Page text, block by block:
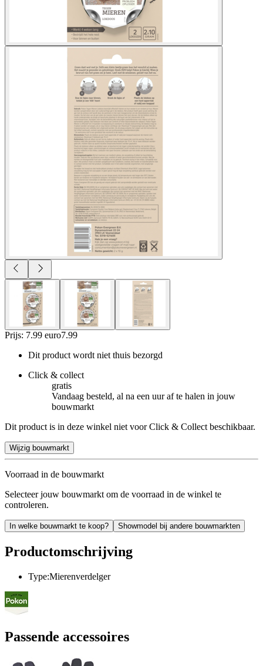
Prijs: 7.99 euro7.99
Dit product wordt niet thuis bezorgd
Click & collect
gratis
Vandaag besteld, al na een uur af te halen in jouw
bouwmarkt
Dit product is in deze winkel niet voor Click & Collect beschikbaar.
Wijzig bouwmarkt
Voorraad in de bouwmarkt
Selecteer jouw bouwmarkt om de voorraad in de winkel te
controleren.
In welke bouwmarkt te koop? Showmodel bij andere bouwmarkten
Productomschrijving
Type:Mierenverdelger
Passende accessoires